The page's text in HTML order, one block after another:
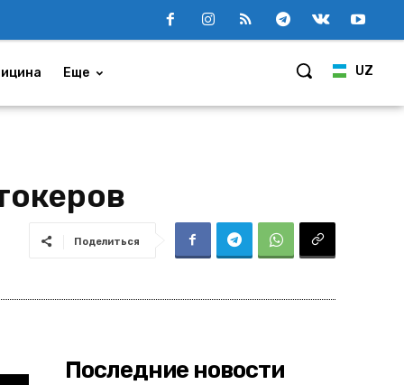
UZ
Еще
Поделиться
Последние новости